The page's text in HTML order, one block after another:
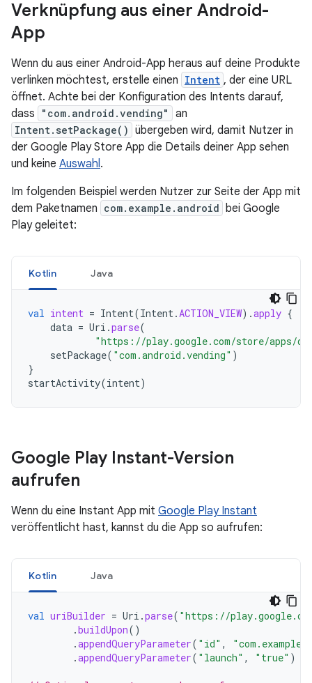
Verknüpfung aus einer Android-
App
Wenn du aus einer Android-App heraus auf deine Produkte
verlinken möchtest, erstelle einen Intent , der eine URL
öffnet. Achte bei der Konfiguration des Intents darauf,
dass
"com.android.vending" an
Intent.setPackage() übergeben wird, damit Nutzer in
der Google Play Store App die Details deiner App sehen
und keine Auswahl.
Im folgenden Beispiel werden Nutzer zur Seite der App mit
dem Paketnamen com.example.android bei Google
Play geleitet:
Kotlin Java
val intent = Intent(Intent.ACTION_VIEW).apply {
data = Uri .parse(
"https://play.google.com/store/apps/
setPackage( "com.android.vending" )
}
startActivity(intent)
Google Play Instant-Version
aufrufen
Wenn du eine Instant App mit Google Play Instant
veröffentlicht hast, kannst du die App so aufrufen:
Kotlin Java
val uriBuilder = Uri .parse( "https://
.buildUpon()
.appendQueryParameter( "id" ,
.appendQueryParameter( "launch" , "true" )